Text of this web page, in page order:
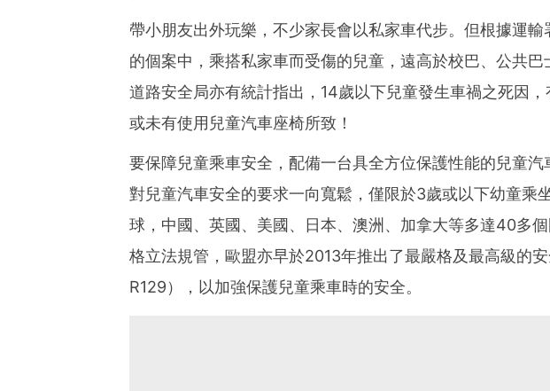
帶小朋友出外玩樂，不少家長會以私家車代步。但根據運
的個案中，乘搭私家車而受傷的兒童，遠高於校巴、公共
道路安全局亦有統計指出，14歲以下兒童發生車禍之死因
或未有使用兒童汽車座椅所致！
要保障兒童乘車安全，配備一台具全方位保護性能的兒童
對兒童汽車安全的要求一向寬鬆，僅限於3歲或以下幼童乘
球，中國、英國、美國、日本、澳洲、加拿大等多達40多
格立法規管，歐盟亦早於2013年推出了最嚴格及最高級的
R129），以加強保護兒童乘車時的安全。